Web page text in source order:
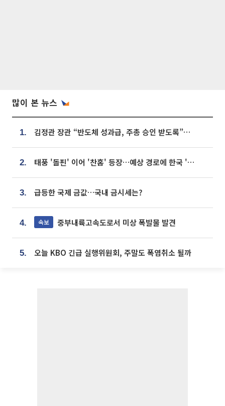
많이 본 뉴스
1. 김정관 장관 “반도체 성과급, 주총 승인 받도록”…상법·자본시장법 개정 시사
2. 태풍 '돌핀' 이어 '찬홈' 등장…예상 경로에 한국 '한숨'
3. 급등한 국제 금값…국내 금시세는?
4. 속보 중부내륙고속도로서 미상 폭발물 발견
5. 오늘 KBO 긴급 실행위원회, 주말도 폭염취소 될까